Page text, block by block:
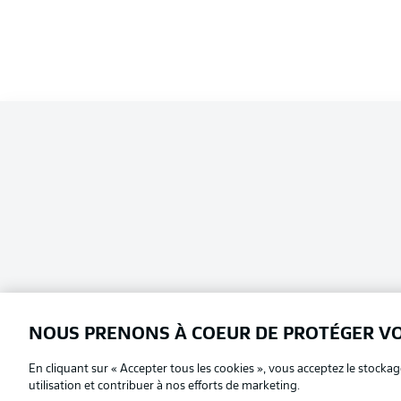
Choisissez votre langue
Français
Football as it's meant to be
NOUS PRENONS À COEUR DE PROTÉGER
En cliquant sur « Accepter tous les cookies », vous acceptez le
utilisation et contribuer à nos efforts de marketing.